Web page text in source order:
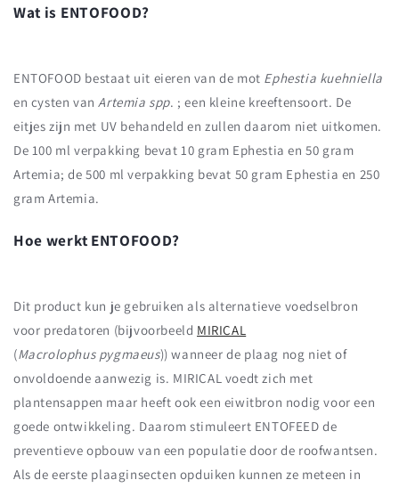
Wat is ENTOFOOD?
ENTOFOOD bestaat uit eieren van de mot Ephestia kuehniella
en cysten vanArtemia spp. ; een kleine kreeftensoort. De
eitjes zijn met UV behandeld en zullen daarom niet uitkomen.
De 100 ml verpakking bevat 10 gram Ephestia en 50 gram
Artemia; de 500 ml verpakking bevat 50 gram Ephestia en 250
gram Artemia.
Hoe werkt ENTOFOOD?
Dit product kun je gebruiken als alternatieve voedselbron
voor predatoren (bijvoorbeeld MIRICAL
(Macrolophus pygmaeus)) wanneer de plaag nog niet of
onvoldoende aanwezig is. MIRICAL voedt zich met
plantensappen maar heeft ook een eiwitbron nodig voor een
goede ontwikkeling. Daarom stimuleert ENTOFEED de
preventieve opbouw van een populatie door de roofwantsen.
Als de eerste plaaginsecten opduiken kunnen ze meteen in